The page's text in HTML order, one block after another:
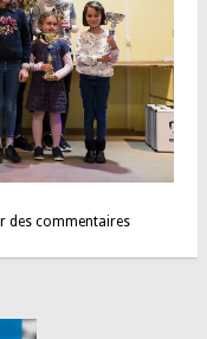
Domloupéens qualifiés pour
des commentaires